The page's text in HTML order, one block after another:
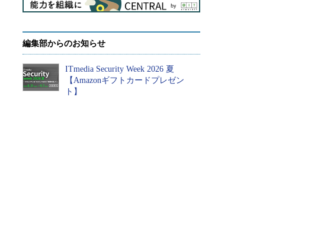
編集部からのお知らせ
ITmedia Security Week 2026 夏
【Amazonギフトカードプレゼン
ト】